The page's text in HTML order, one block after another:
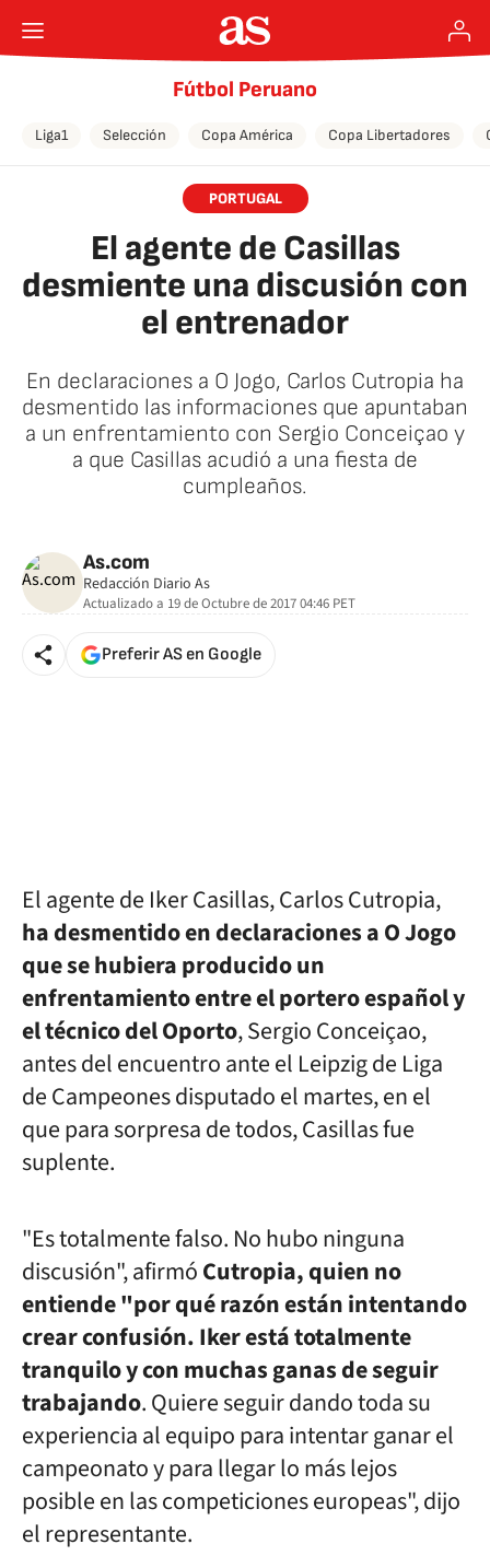
Fútbol Peruano
Liga1 Selección Copa América Copa Libertadores
PORTUGAL
El agente de Casillas
desmiente una discusión con
el entrenador
En declaraciones a O Jogo, Carlos Cutropia ha
desmentido las informaciones que apuntaban
a un enfrentamiento con Sergio Conceiçao y
a que Casillas acudió a una fiesta de
cumpleaños.
As.com
Redacción Diario As
Actualizado a 19 de Octubre de 2017 04:46 PET
Preferir AS en Google
El agente de Iker Casillas, Carlos Cutropia,
ha desmentido en declaraciones a O Jogo
que se hubiera producido un
enfrentamiento entre el portero español y
el técnico del Oporto, Sergio Conceiçao,
antes del encuentro ante el Leipzig de Liga
de Campeones disputado el martes, en el
que para sorpresa de todos, Casillas fue
suplente.
"Es totalmente falso. No hubo ninguna
discusión", afirmóCutropia, quien no
entiende "por qué razón están intentando
crear confusión.Iker está totalmente
tranquilo y con muchas ganas de seguir
trabajando. Quiere seguir dando toda su
experiencia al equipo para intentar ganar el
campeonato y para llegar lo más lejos
posible en las competiciones europeas", dijo
el representante.